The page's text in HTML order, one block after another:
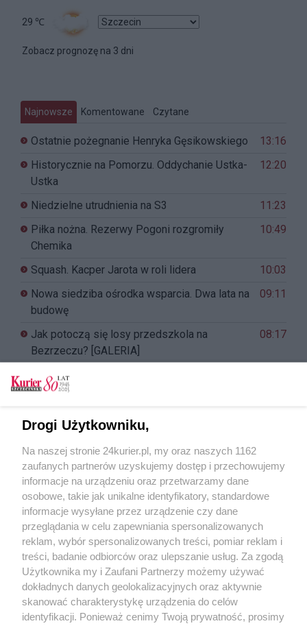
29 ℃
Zobacz prognozę na 3 dni
Najnowsze Komentowane Czytane
Ostatnie pożegnanie Henryka Gęsikowskiego
13:16
Historycznie na Pomorzu. Oddychanie Ustka-
Ustka
12:20
Niedzielne utrudnienia na S3
11:23
Piłka nożna. Rezerwy Pogoni rozgromiły
Chemika
10:49
Squash. Kacper Jarota w roli lidera
10:03
Nowa siedziba ośrodka wsparcia. Dwa lata na
budowę
09:11
Jak potoczą się losy przedszkola na
Bezrzeczu? [GALERIA]
08:17
Wyśpiewam wam miłosne historie. Wieczór
kabaretowy w hiszpańskim stylu
REKLAMA
Drogi Użytkowniku,
Na naszej stronie 24kurier.pl, my oraz naszych 1162
zaufanych partnerów uzyskujemy dostęp i przechowujemy
informacje na urządzeniu oraz przetwarzamy dane
osobowe, takie jak unikalne identyfikatory, standardowe
informacje wysyłane przez urządzenie czy dane
przeglądania w celu zapewniania spersonalizowanych
reklam, wybór spersonalizowanych treści, pomiar reklam i
treści, badanie odbiorców oraz ulepszanie usług. Za zgodą
Użytkownika my i Zaufani Partnerzy możemy używać
dokładnych danych geolokalizacyjnych oraz aktywnie
skanować charakterystykę urządzenia do celów
identyfikacji. Ponieważ cenimy Twoją prywatność, prosimy